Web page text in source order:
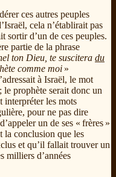
ces autres peuples
cela n’établirait pas
sortir d’un de ces peuples.
partie de la phrase
ton Dieu, te suscitera du
comme moi »
à Israël, le mot
le prophète serait donc un
interpréter les mots
pour ne pas dire
un de ses « frères »
la conclusion que les
et qu’il fallait trouver un
milliers d’années